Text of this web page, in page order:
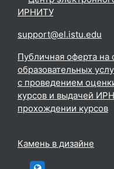
ИРНИТУ.
support@el.istu.edu
Публичная оферта на
образовательных
с проведением
курсов и выдачей
прохождении курсов
Камень в дизайне